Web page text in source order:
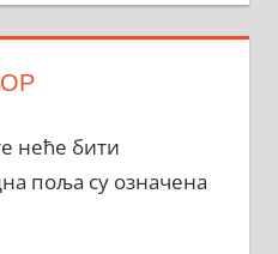
неће бити
поља су означена